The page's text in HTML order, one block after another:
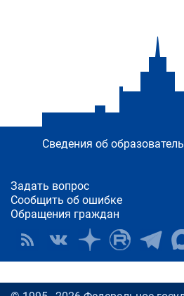
Сведения об
Задать вопрос
Сообщить об ошибке
Обращения граждан